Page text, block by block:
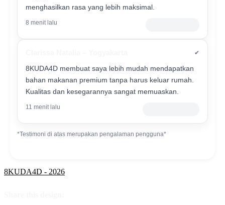
menghasilkan rasa yang lebih maksimal.
8 menit lalu
✔
8KUDA4D membuat saya lebih mudah mendapatkan
bahan makanan premium tanpa harus keluar rumah.
Kualitas dan kesegarannya sangat memuaskan.
11 menit lalu
*Testimoni di atas merupakan pengalaman pengguna*
8KUDA4D - 2026